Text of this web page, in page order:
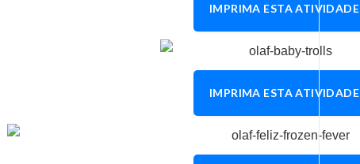
IMPRIMA ESTA ATIVIDADE
IMPRIMA ESTA ATIVIDADE